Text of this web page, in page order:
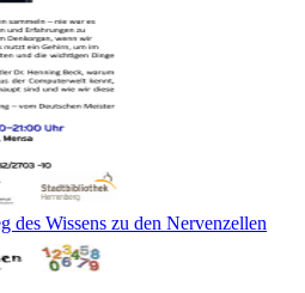
Wissens zu den Nervenzellen